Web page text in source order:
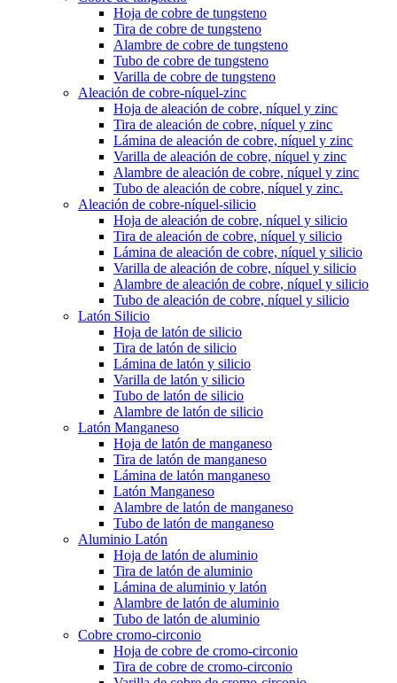
Hoja de cobre de tungsteno
Tira de cobre de tungsteno
Alambre de cobre de tungsteno
Tubo de cobre de tungsteno
Varilla de cobre de tungsteno
Aleación de cobre-níquel-zinc
Hoja de aleación de cobre, níquel y zinc
Tira de aleación de cobre, níquel y zinc
Lámina de aleación de cobre, níquel y zinc
Varilla de aleación de cobre, níquel y zinc
Alambre de aleación de cobre, níquel y zinc
Tubo de aleación de cobre, níquel y zinc.
Aleación de cobre-níquel-silicio
Hoja de aleación de cobre, níquel y silicio
Tira de aleación de cobre, níquel y silicio
Lámina de aleación de cobre, níquel y silicio
Varilla de aleación de cobre, níquel y silicio
Alambre de aleación de cobre, níquel y silicio
Tubo de aleación de cobre, níquel y silicio
Latón Silicio
Hoja de latón de silicio
Tira de latón de silicio
Lámina de latón y silicio
Varilla de latón y silicio
Tubo de latón de silicio
Alambre de latón de silicio
Latón Manganeso
Hoja de latón de manganeso
Tira de latón de manganeso
Lámina de latón manganeso
Latón Manganeso
Alambre de latón de manganeso
Tubo de latón de manganeso
Aluminio Latón
Hoja de latón de aluminio
Tira de latón de aluminio
Lámina de aluminio y latón
Alambre de latón de aluminio
Tubo de latón de aluminio
Cobre cromo-circonio
Hoja de cobre de cromo-circonio
Tira de cobre de cromo-circonio